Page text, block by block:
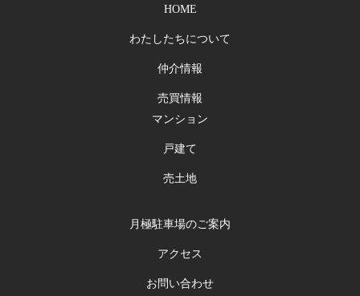
HOME
わたしたちについて
仲介情報
売買情報
マンション
戸建て
売土地
月極駐車場のご案内
アクセス
お問い合わせ